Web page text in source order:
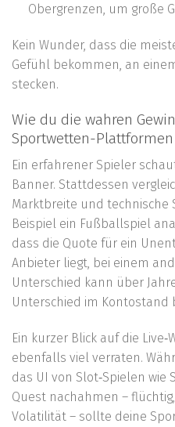
Obergrenzen, um große
Kein Wunder, dass die
Gefühl bekommen, an
stecken.
Wie du die wahren
Sportwetten-
Ein erfahrener Spieler
Banner. Stattdessen
Marktbreite und technische
Beispiel ein Fußballspiel
dass die Quote für ein
Anbieter liegt, bei einem
Unterschied kann über
Unterschied im Kontostand
Ein kurzer Blick auf die
ebenfalls viel verraten.
das UI von Slot‑Spielen wie
Quest nachahmen –
Volatilität – sollte deine